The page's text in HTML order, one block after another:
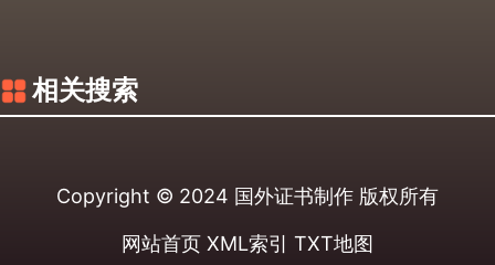
相关搜索
Copyright © 2024 国外证书制作 版权所有
网站首页 XML索引 TXT地图